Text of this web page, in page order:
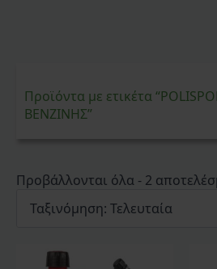
Προϊόντα με ετικέτα
ΒΕΝΖΙΝΗΣ”
Προβάλλονται όλα - 2